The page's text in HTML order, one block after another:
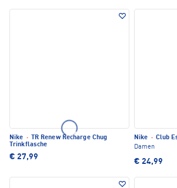
Nike ·
TR Renew Recharge Chug
Trinkflasche
€ 27,99
Nike · Club
Damen
€ 24,99